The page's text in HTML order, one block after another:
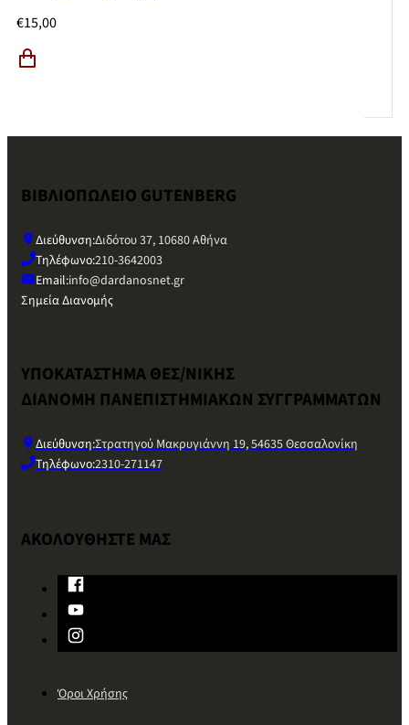
€15,00
ΒΙΒΛΙΟΠΩΛΕΙΟ GUTENBERG
Διεύθυνση:Διδότου 37, 10680 Αθήνα
Τηλέφωνο:210-3642003
Email:info@dardanosnet.gr
Σημεία Διανομής
ΥΠΟΚΑΤΑΣΤΗΜΑ ΘΕΣ/ΝΙΚΗΣ
ΔΙΑΝΟΜΗ ΠΑΝΕΠΙΣΤΗΜΙΑΚΩΝ ΣΥΓΓΡΑΜΜΑΤΩΝ
Διεύθυνση:Στρατηγού Μακρυγιάννη 19, 54635 Θεσσαλονίκη
Τηλέφωνο:2310-271147
ΑΚΟΛΟΥΘΗΣΤΕ ΜΑΣ
Όροι Χρήσης